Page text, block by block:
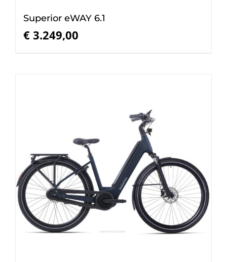
Superior eWAY 6.1
€ 3.249,00